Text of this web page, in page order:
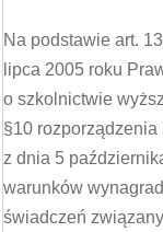
Na podstawie art.
lipca 2005 roku
o szkolnictwie
§10
z dnia 5
warunków
świadczeń